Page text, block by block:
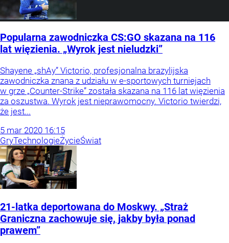
Popularna zawodniczka CS:GO skazana na 116
lat więzienia. „Wyrok jest nieludzki”
Shayene „shAy” Victorio, profesjonalna brazylijska
zawodniczka znana z udziału w e-sportowych turniejach
w grze „Counter-Strike” została skazana na 116 lat więzienia
za oszustwa. Wyrok jest nieprawomocny. Victorio twierdzi,
że jest...
5 mar 2020 16:15
GryTechnologieŻycieŚwiat
21-latka deportowana do Moskwy. „Straż
Graniczna zachowuje się, jakby była ponad
prawem”